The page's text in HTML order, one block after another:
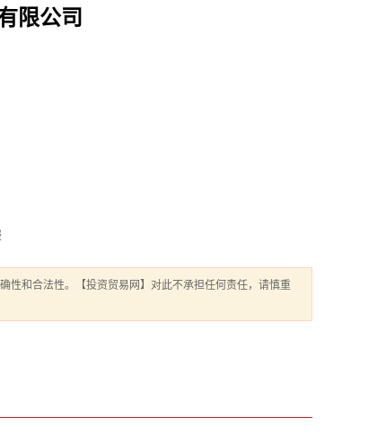
限公司
性和合法性。【投资贸易网】对此不承担任何责任，请慎重